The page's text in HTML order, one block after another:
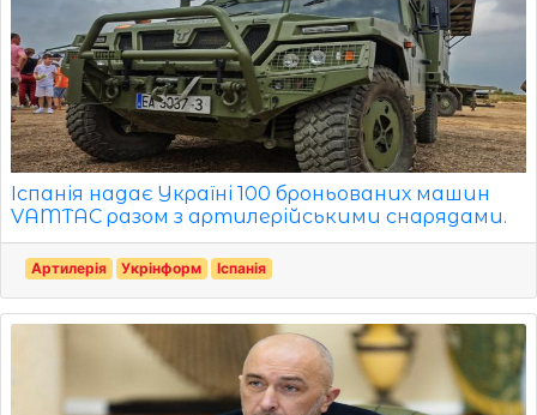
Іспанія надає Україні 100 броньованих машин
VAMTAC разом з артилерійськими снарядами.
Артилерія Укрінформ Іспанія